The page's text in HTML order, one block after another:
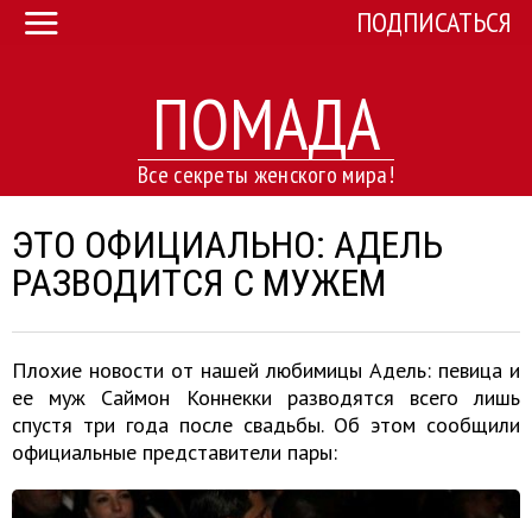
ПОМАДА
Все секреты женского мира!
ПОДПИСАТЬСЯ
ЭТО ОФИЦИАЛЬНО: АДЕЛЬ
РАЗВОДИТСЯ С МУЖЕМ
Плохие новости от нашей любимицы Адель: певица и
ее муж Саймон Коннекки разводятся всего лишь
спустя три года после свадьбы. Об этом сообщили
официальные представители пары: